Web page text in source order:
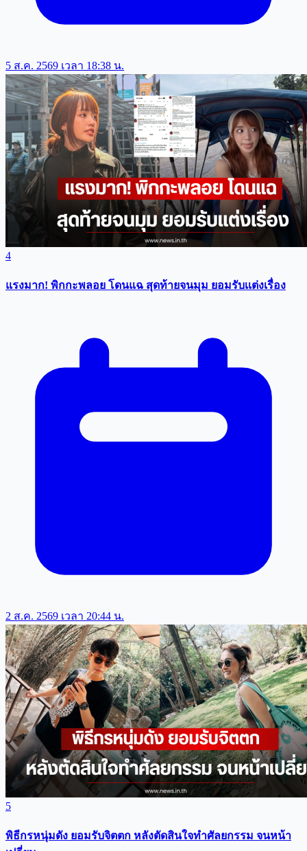
5 ส.ค. 2569 เวลา 18:38 น.
4
แรงมาก! พิกกะพลอย โดนแฉ สุดท้ายจนมุม ยอมรับเเต่งเรื่อง
2 ส.ค. 2569 เวลา 20:44 น.
5
พิธีกรหนุ่มดัง ยอมรับจิตตก หลังตัดสินใจทำศัลยกรรม จนหน้า